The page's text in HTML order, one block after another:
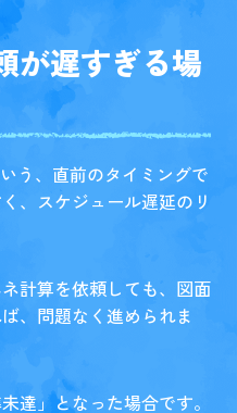
が遅すぎる場
う、直前のタイミングで
、スケジュール遅延のリ
計算を依頼しても、図面
、問題なく進められま
達」となった場合です。